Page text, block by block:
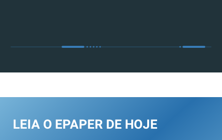
LEIA O EPAPER DE HOJE